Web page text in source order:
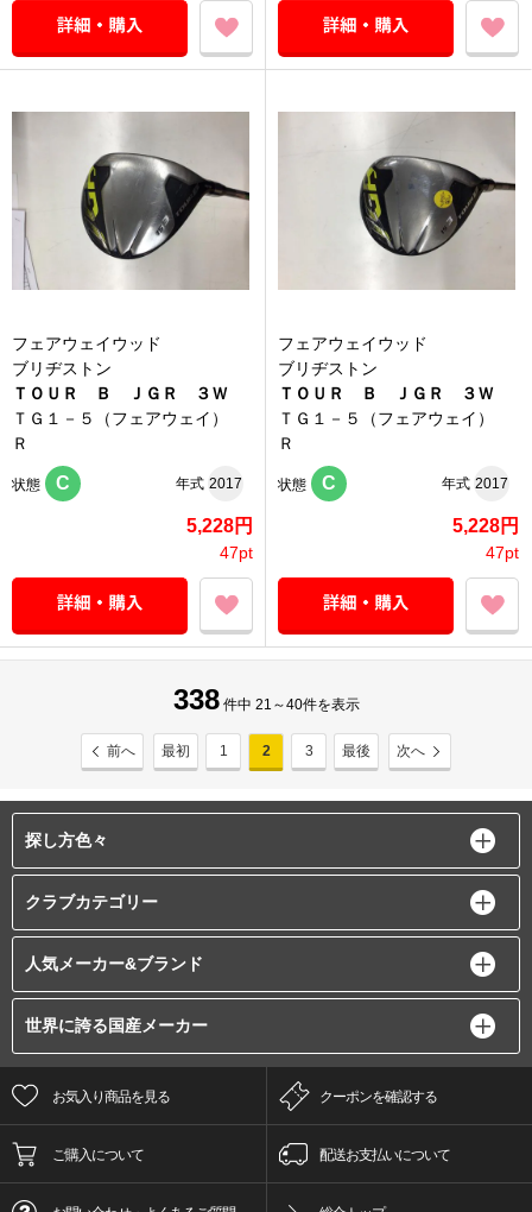
フェアウェイウッド
ブリヂストン
ＴＯＵＲ Ｂ ＪＧＲ ３Ｗ
ＴＧ１－５（フェアウェイ）
Ｒ
状態 C 年式 2017
5,228円
47pt
フェアウェイウッド
ブリヂストン
ＴＯＵＲ Ｂ ＪＧＲ ３Ｗ
ＴＧ１－５（フェアウェイ）
Ｒ
状態 C 年式 2017
5,228円
47pt
338 件中 21～40件を表示
前へ 最初 1 2 3 最後 次へ
探し方色々
クラブカテゴリー
人気メーカー&ブランド
世界に誇る国産メーカー
お気入り商品を見る クーポンを確認する
ご購入について 配送お支払いについて